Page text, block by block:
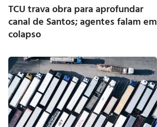
TCU trava obra para aprofundar
canal de Santos; agentes falam em
colapso